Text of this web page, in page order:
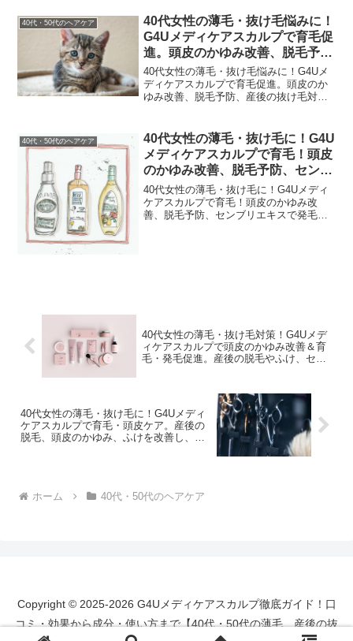
迎えた女性なら、誰もが一度は感じる髪
の悩み。仕事や家事に忙...
40代・50代のヘアケア
40代女性の薄毛・抜け毛悩みに！
G4Uメディケアスカルプで育毛促
進。頭皮のかゆみ改善、脱毛予
防、産後の抜け毛対策にも。セン
ブリエキス、Dパントテニルアル
コール、グリチルリチン酸ジカリ
待！
40代女性の薄毛・抜け毛悩みに！G4Uメ
ディケアスカルプで育毛促進。頭皮のか
ゆみ改善、脱毛予防、産後の抜け毛対策
はそう感じたことがあるのではないでし
ょうか。特に、産後...
40代・50代のヘアケア
40代女性の薄毛・抜け毛に！G4U
メディケアスカルプで育毛！頭皮
のかゆみ改善、脱毛予防、センブ
リエキスで発毛促進、ふけ・産後
の脱毛も改善し養毛効果！
40代女性の薄毛・抜け毛に！G4Uメディ
ケアスカルプで育毛！頭皮のかゆみ改
善、脱毛予防、センブリエキスで発毛促
40代女性の薄毛・抜け毛対策！G4Uメデ
ィケアスカルプで頭皮のかゆみ改善＆育
毛・発毛促進。産後の脱毛やふけ、セン
40代女性の薄毛・抜け毛に！G4Uメディ
ケアスカルプで育毛・頭皮ケア。産後の
脱毛、頭皮のかゆみ、ふけを改善し、セ
ホーム 40代・50代のヘアケア
Copyright © 2025-2026 G4Uメディケアスカルプ徹底ガイド！口
コミ・効果から成分・使い方まで【40代・50代の薄毛、産後の抜